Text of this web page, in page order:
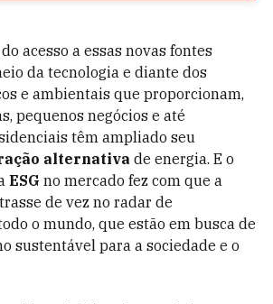
acesso a essas novas fontes
da tecnologia e diante dos
e ambientais que proporcionam,
pequenos negócios e até
têm ampliado seu
alternativa de energia. E o
ESG no mercado fez com que a
de vez no radar de
o mundo, que estão em busca de
sustentável para a sociedade e o